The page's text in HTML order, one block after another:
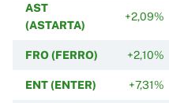
AST
(ASTARTA)
+2,09%
FRO (FERRO) +2,10%
ENT (ENTER) +7,31%